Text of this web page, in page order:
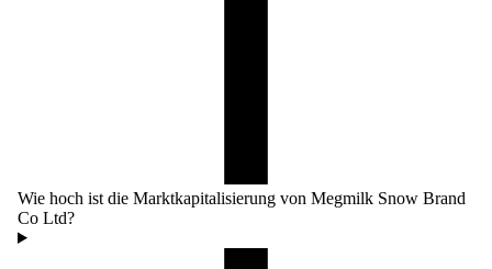
Wie hoch ist die Marktkapitalisierung von Megmilk Snow Brand
Co Ltd?